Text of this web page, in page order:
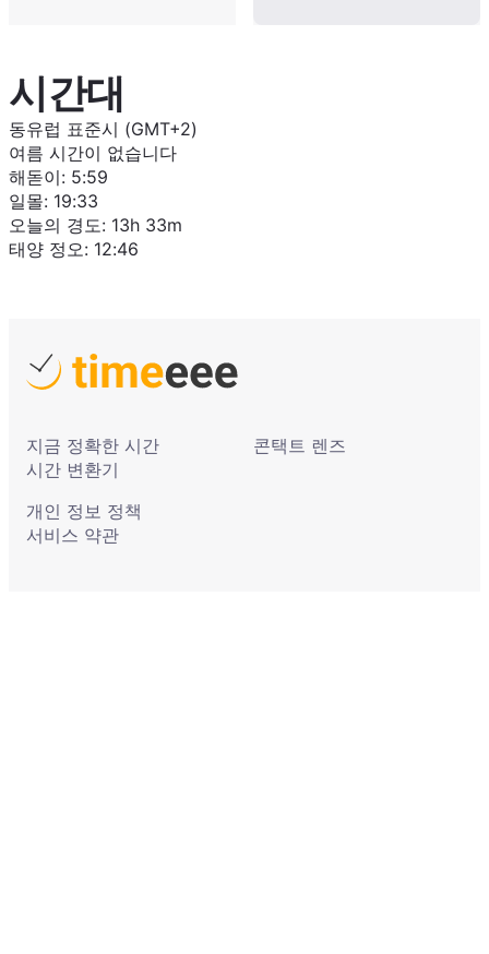
시간대
동유럽 표준시 (GMT+2)
여름 시간이 없습니다
해돋이: 5:59
일몰: 19:33
오늘의 경도: 13h 33m
태양 정오: 12:46
지금 정확한 시간
시간 변환기
콘택트 렌즈
개인 정보 정책
서비스 약관